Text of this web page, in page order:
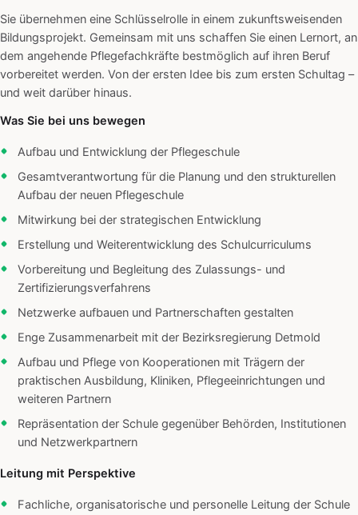
Sie übernehmen eine Schlüsselrolle in einem zukunftsweisenden
Bildungsprojekt. Gemeinsam mit uns schaffen Sie einen Lernort, an
dem angehende Pflegefachkräfte bestmöglich auf ihren Beruf
vorbereitet werden. Von der ersten Idee bis zum ersten Schultag –
und weit darüber hinaus.
Was Sie bei uns bewegen
Aufbau und Entwicklung der Pflegeschule
Gesamtverantwortung für die Planung und den strukturellen
Aufbau der neuen Pflegeschule
Mitwirkung bei der strategischen Entwicklung
Erstellung und Weiterentwicklung des Schulcurriculums
Vorbereitung und Begleitung des Zulassungs- und
Zertifizierungsverfahrens
Netzwerke aufbauen und Partnerschaften gestalten
Enge Zusammenarbeit mit der Bezirksregierung Detmold
Aufbau und Pflege von Kooperationen mit Trägern der
praktischen Ausbildung, Kliniken, Pflegeeinrichtungen und
weiteren Partnern
Repräsentation der Schule gegenüber Behörden, Institutionen
und Netzwerkpartnern
Leitung mit Perspektive
Fachliche, organisatorische und personelle Leitung der Schule